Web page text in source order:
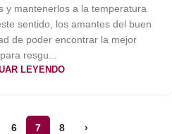
y mantenerlos a la temperatura
sentido, los amantes del buen
de poder encontrar la mejor
resgu...
LEYENDO
6 7 8 ›